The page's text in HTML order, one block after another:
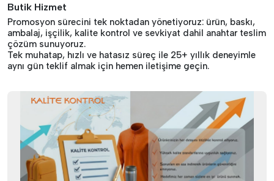
Butik Hizmet
Promosyon sürecini tek noktadan yönetiyoruz: ürün, baskı,
ambalaj, işçilik, kalite kontrol ve sevkiyat dahil anahtar teslim
çözüm sunuyoruz.
Tek muhatap, hızlı ve hatasız süreç ile 25+ yıllık deneyimle
aynı gün teklif almak için hemen iletişime geçin.